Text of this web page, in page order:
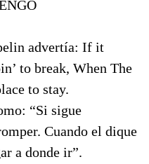
advertía: If it
to break, When The
to stay.
“Si sigue
Cuando el dique
a donde ir”.